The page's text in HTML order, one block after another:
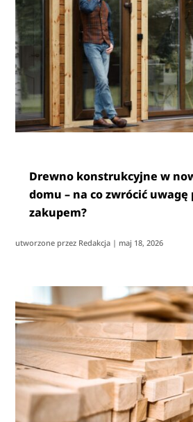
Drewno konstrukcyjne w
domu – na co zwrócić uwagę
zakupem?
utworzone przez Redakcja | maj 18, 2026